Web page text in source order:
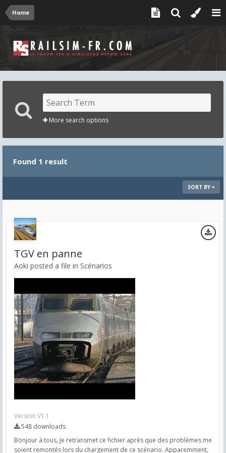
Home
More search options
Found 1 result
SORT BY
TGV en panne
Aoki posted a file in Scénarios
Version V1.1
548 downloads
Bonjour à tous, Je retransmet ce fichier après que des problèmes me
soient remontés lors du chargement de ce scénario. Apparemment,